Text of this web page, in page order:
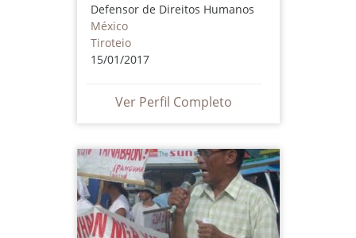
Defensor de Direitos Humanos
México
Tiroteio
15/01/2017
Ver Perfil Completo